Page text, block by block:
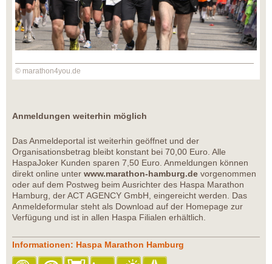
© marathon4you.de
Anmeldungen weiterhin möglich
Das Anmeldeportal ist weiterhin geöffnet und der
Organisationsbetrag bleibt konstant bei 70,00 Euro. Alle
HaspaJoker Kunden sparen 7,50 Euro. Anmeldungen können
direkt online unter www.marathon-hamburg.de vorgenommen
oder auf dem Postweg beim Ausrichter des Haspa Marathon
Hamburg, der ACT AGENCY GmbH, eingereicht werden. Das
Anmeldeformular steht als Download auf der Homepage zur
Verfügung und ist in allen Haspa Filialen erhältlich.
Informationen: Haspa Marathon Hamburg